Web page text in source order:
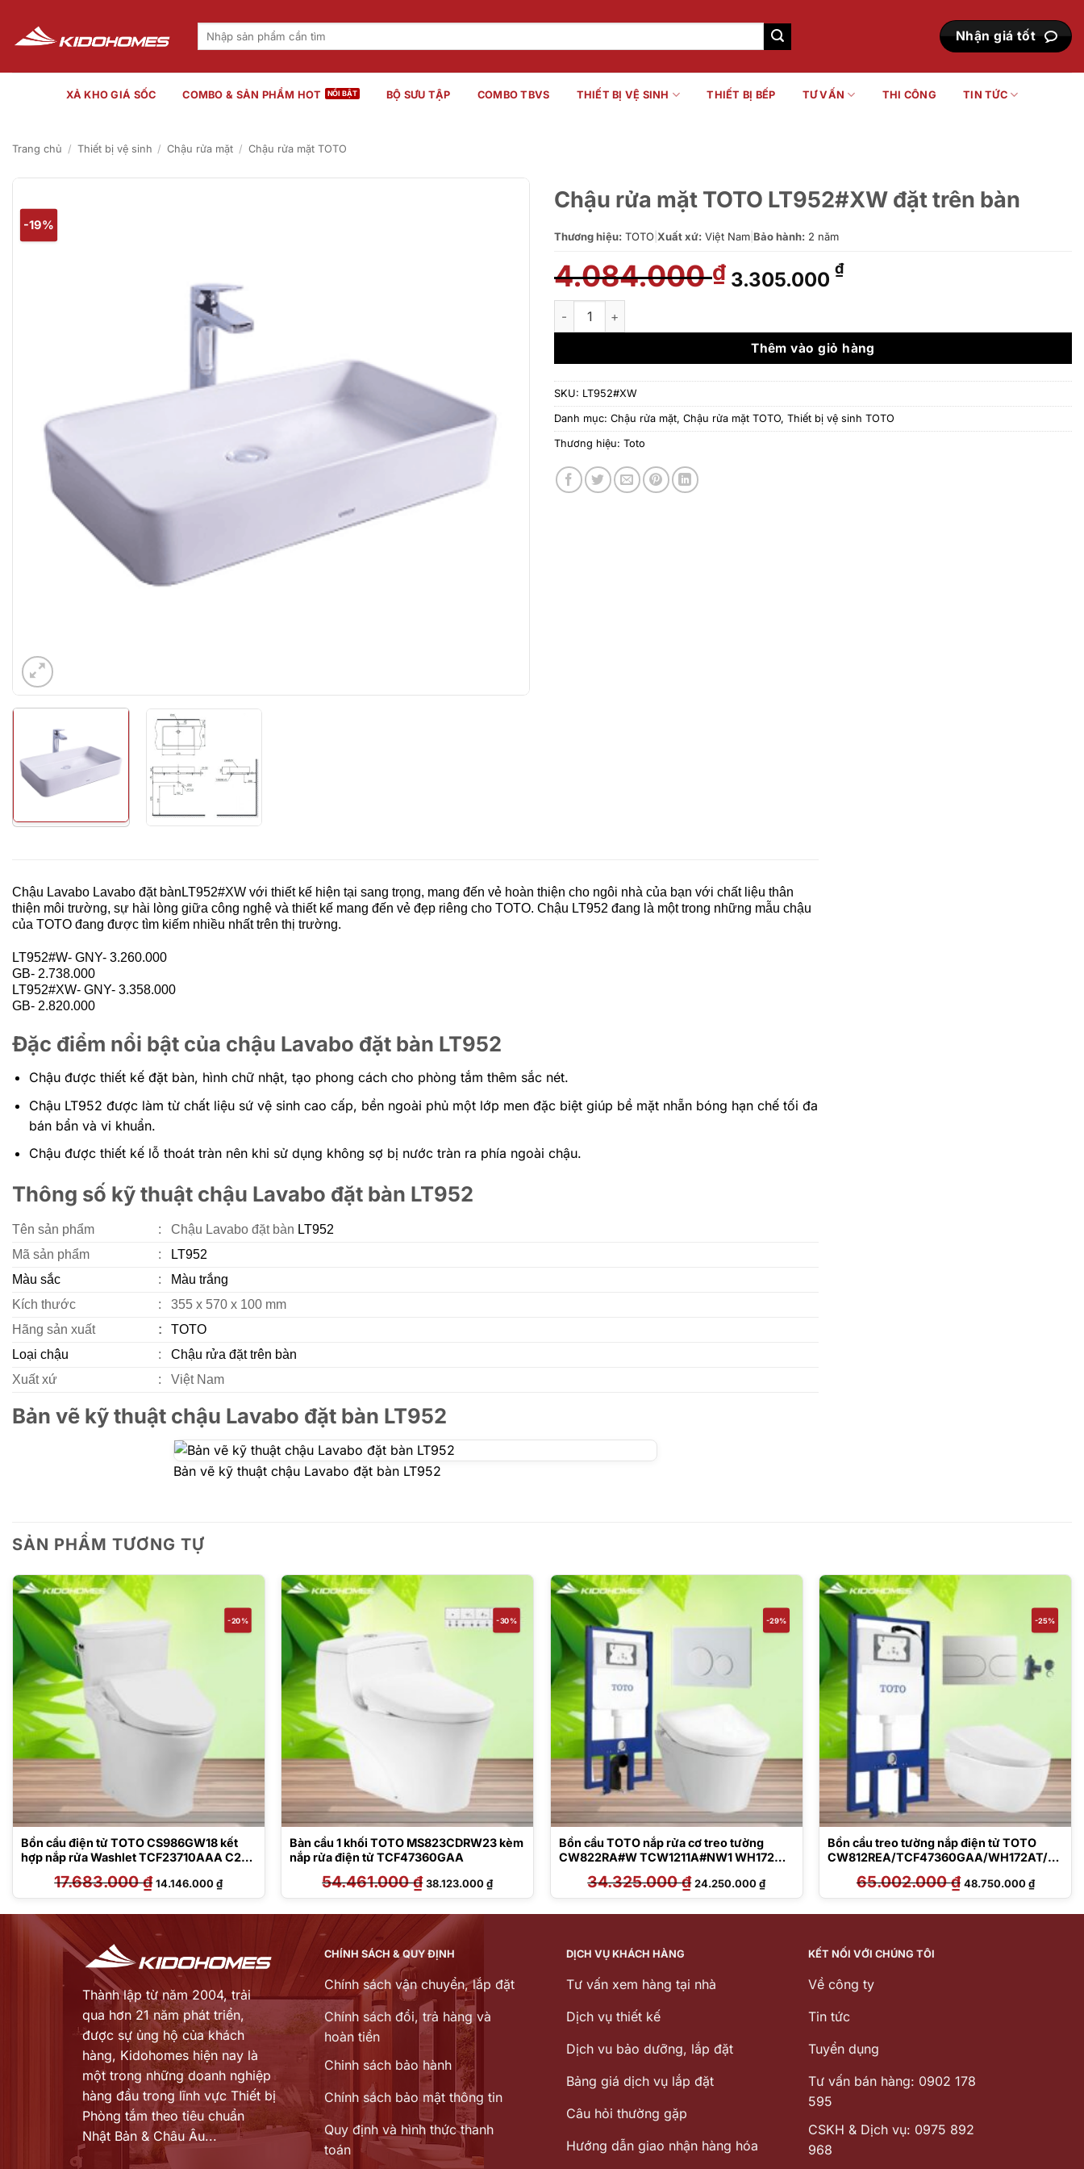
nội
dung
Tìm
Nhận giá tốt
XẢ KHO GIÁ SỐC COMBO & SẢN PHẨM HOT BỘ SƯU TẬP COMBO TBVS THIẾT BỊ VỆ SINH THIẾT BỊ BẾP TƯ VẤN THI CÔNG TIN TỨC
Trang chủ / Thiết bị vệ sinh / Chậu rửa mặt / Chậu rửa mặt TOTO
-19%
Chậu rửa mặt TOTO LT952#XW đặt trên bàn
Thương hiệu: TOTO Xuất xứ: Việt Nam Bảo hành: 2 năm
4.084.000₫ Giá
gốc
4.084.000 ₫.
3.305.000 ₫Giá
là:
3.305.000 ₫.
Chậu rửa mặt TOTO LT952#XW đặt trên bàn số lượng
Thêm vào giỏ hàng
SKU: LT952#XW
Danh mục: Chậu rửa mặt, Chậu rửa mặt TOTO, Thiết bị vệ sinh TOTO
Thương hiệu: Toto
Chậu Lavabo Lavabo đặt bàn LT952#XW với thiết kế hiện tại sang trọng, mang đến vẻ hoàn thiện cho ngôi nhà của bạn với chất liệu thân
thiện môi trường, sự hài lòng giữa công nghệ và thiết kế mang đến vẻ đẹp riêng cho TOTO. Chậu LT952 đang là một trong những mẫu chậu
của TOTO đang được tìm kiếm nhiều nhất trên thị trường.
LT952#W- GNY- 3.260.000
GB- 2.738.000
LT952#XW- GNY- 3.358.000
GB- 2.820.000
Đặc điểm nổi bật của chậu Lavabo đặt bàn LT952
Chậu được thiết kế đặt bàn, hình chữ nhật, tạo phong cách cho phòng tắm thêm sắc nét.
Chậu LT952 được làm từ chất liệu sứ vệ sinh cao cấp, bền ngoài phủ một lớp men đặc biệt giúp bề mặt nhẵn bóng hạn chế tối đa
bán bẩn và vi khuẩn.
Chậu được thiết kế lỗ thoát tràn nên khi sử dụng không sợ bị nước tràn ra phía ngoài chậu.
Thông số kỹ thuật chậu Lavabo đặt bàn LT952
Tên sản phẩm : Chậu Lavabo đặt bàn LT952
Mã sản phẩm
:
LT952
Màu sắc
:
Màu trắng
Kích thước
:
355 x 570 x 100 mm
Hãng sản xuất
:
TOTO
Loại chậu
:
Chậu rửa đặt trên bàn
Xuất xứ
: Việt Nam
Bản vẽ kỹ thuật chậu Lavabo đặt bàn LT952
Bản vẽ kỹ thuật chậu Lavabo đặt bàn LT952
SẢN PHẨM TƯƠNG TỰ
-20%
Bồn cầu điện tử TOTO CS986GW18 kết
hợp nắp rửa Washlet TCF23710AAA C2
17.683.000₫ Giá
gốc
là:
14.146.000₫Giá
hiện
tại
14.146.000 ₫.
-30%
Bàn cầu 1 khối TOTO MS823CDRW23 kèm
nắp rửa điện tử TCF47360GAA
54.461.000₫ Giá
gốc
là:
38.123.000₫Giá
hiện
tại
38.123.000 ₫.
-29%
Bồn cầu TOTO nắp rửa cơ treo tường
CW822RA#W TCW1211A#NW1 WH172A
34.325.000₫ Giá
gốc
là:
24.250.000₫Giá
hiện
tại
24.250.000 ₫.
-25%
Bồn cầu treo tường nắp điện tử TOTO
CW812REA/TCF47360GAA/WH172AT/T
65.002.000₫ Giá
gốc
là:
48.750.000₫Giá
hiện
tại
₫.
Thành lập từ năm 2004, trải
qua hơn 21 năm phát triển,
được sự ủng hộ của khách
hàng, Kidohomes hiện nay là
một trong những doanh nghiệp
hàng đầu trong lĩnh vực Thiết bị
Phòng tắm theo tiêu chuẩn
Nhật Bản & Châu Âu...
CHÍNH SÁCH & QUY ĐỊNH
Chính sách vận chuyển, lắp đặt
Chính sách đổi, trả hàng và
hoàn tiền
Chinh sách bảo hành
Chính sách bảo mật thông tin
Quy định và hình thức thanh
toán
DỊCH VỤ KHÁCH HÀNG
Tư vấn xem hàng tại nhà
Dịch vụ thiết kế
Dịch vu bảo dưỡng, lắp đặt
Bảng giá dịch vụ lắp đặt
Câu hỏi thường gặp
Hướng dẫn giao nhận hàng hóa
KẾT NỐI VỚI CHÚNG TÔI
Về công ty
Tin tức
Tuyển dụng
Tư vấn bán hàng: 0902 178
595
CSKH & Dịch vụ: 0975 892
968